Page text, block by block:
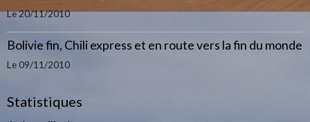
Le 20/11/2010
Bolivie fin, Chili express et en route vers la fin du monde
Le 09/11/2010
Statistiques